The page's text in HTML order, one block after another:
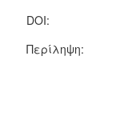
DOI:
Περίληψη: